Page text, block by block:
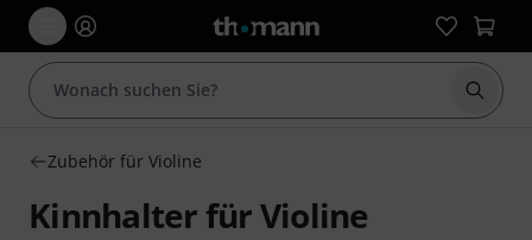
Suche
Zubehör für Violine
Kinnhalter für Violine